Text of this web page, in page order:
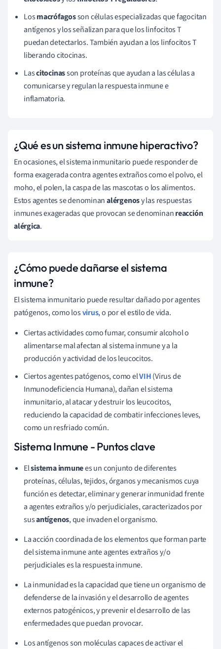
Losmacrófagosson células especializadas que fagocitan
antígenos y los señalizan para que los linfocitos T
puedan detectarlos. También ayudan a los linfocitos T
liberando citocinas.
Lascitocinasson proteínas que ayudan a las células a
comunicarse y regulan la respuesta inmune e
inflamatoria.
¿Qué es un sistema inmune hiperactivo?
En ocasiones, el sistema inmunitario puede responder de
forma exagerada contra agentes extraños como el polvo, el
moho, el polen, la caspa de las mascotas o los alimentos.
Estos agentes se denominanalérgenosy las respuestas
inmunes exageradas que provocan se denominanreacción
alérgica.
¿Cómo puede dañarse el sistema
inmune?
El sistema inmunitario puede resultar dañado por agentes
patógenos, como losvirus, o por el estilo de vida.
Ciertas actividades como fumar, consumir alcohol o
alimentarse mal afectan al sistema inmune y a la
producción y actividad de los leucocitos.
Ciertos agentes patógenos, como elVIH(Virus de
Inmunodeficiencia Humana), dañan el sistema
inmunitario, al atacar y destruir los leucocitos,
reduciendo la capacidad de combatir infecciones leves,
como un resfriado común.
Sistema Inmune - Puntos clave
Elsistema inmunees un conjunto de diferentes
proteínas, células, tejidos, órganos y mecanismos cuya
función es detectar, eliminar y generar inmunidad frente
a agentes extraños y/o perjudiciales, caracterizados por
susantígenos, que invaden el organismo.
La acción coordinada de los elementos que forman parte
del sistema inmune anteagentes extraños y/o
perjudicialeses la respuesta inmune.
Lainmunidades la capacidad que tiene un organismo de
defenderse de la invasión y el desarrollo de agentes
externos patogénicos, y prevenir el desarrollo de las
enfermedades que puedan provocar.
Los antígenos son moléculas capaces de activar el